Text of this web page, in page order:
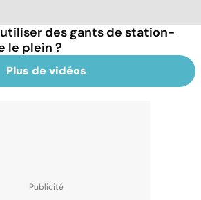
des gants de station-
le plein ?
Plus de vidéos